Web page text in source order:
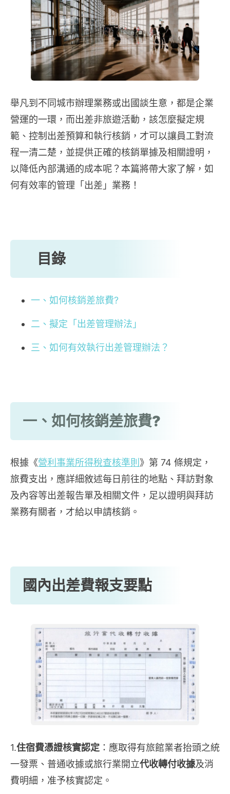
舉凡到不同城市辦理業務或出國談生意，都是企業
營運的一環，而出差非旅遊活動，該怎麼擬定規
範、控制出差預算和執行核銷，才可以讓員工對流
程一清二楚，並提供正確的核銷單據及相關證明，
以降低內部溝通的成本呢？本篇將帶大家了解，如
何有效率的管理「出差」業務！
目錄
一、如何核銷差旅費?
二、擬定「出差管理辦法」
三、如何有效執行出差管理辦法？
一、如何核銷差旅費?
根據《營利事業所得稅查核準則 》第 74 條規定，
旅費支出，應詳細敘述每日前往的地點、拜訪對象
及內容等出差報告單及相關文件，足以證明與拜訪
業務有關者，才給以申請核銷。
國內出差費報支要點
1.住宿費憑證核實認定 ：應取得有旅館業者抬頭之統
一發票、普通收據或旅行業開立代收轉付收據及消
費明細，准予核實認定。